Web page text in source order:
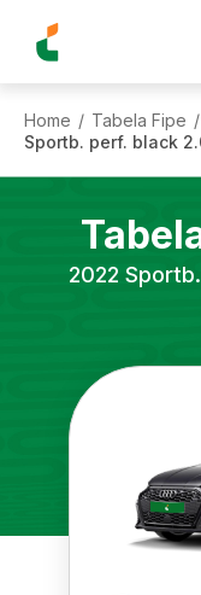
Home / Tabela Fipe /
Sportb. perf. black
2022